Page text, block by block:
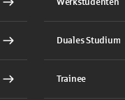
Werkstudenten
Duales Studium
Trainee